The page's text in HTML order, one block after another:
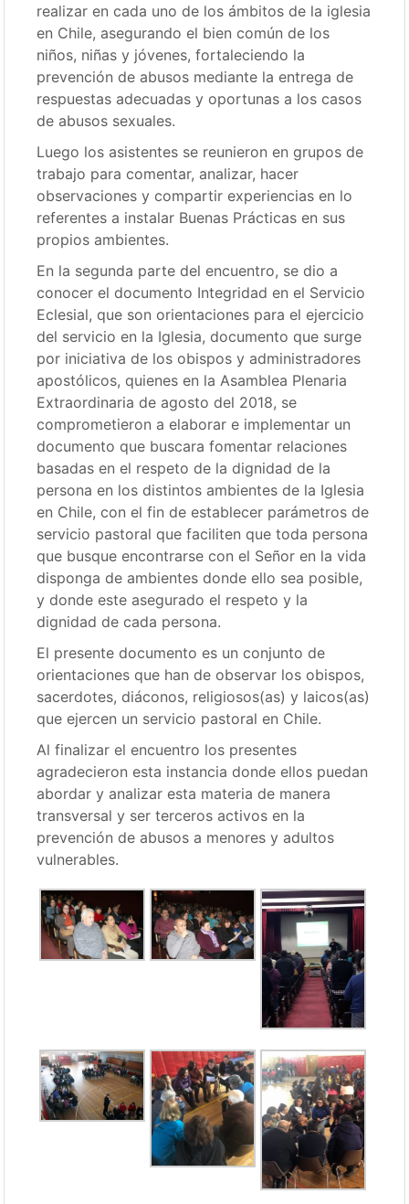
realizar en cada uno de los ámbitos de la iglesia
en Chile, asegurando el bien común de los
niños, niñas y jóvenes, fortaleciendo la
prevención de abusos mediante la entrega de
respuestas adecuadas y oportunas a los casos
de abusos sexuales.
Luego los asistentes se reunieron en grupos de
trabajo para comentar, analizar, hacer
observaciones y compartir experiencias en lo
referentes a instalar Buenas Prácticas en sus
propios ambientes.
En la segunda parte del encuentro, se dio a
conocer el documento Integridad en el Servicio
Eclesial, que son orientaciones para el ejercicio
del servicio en la Iglesia, documento que surge
por iniciativa de los obispos y administradores
apostólicos, quienes en la Asamblea Plenaria
Extraordinaria de agosto del 2018, se
comprometieron a elaborar e implementar un
documento que buscara fomentar relaciones
basadas en el respeto de la dignidad de la
persona en los distintos ambientes de la Iglesia
en Chile, con el fin de establecer parámetros de
servicio pastoral que faciliten que toda persona
que busque encontrarse con el Señor en la vida
disponga de ambientes donde ello sea posible,
y donde este asegurado el respeto y la
dignidad de cada persona.
El presente documento es un conjunto de
orientaciones que han de observar los obispos,
sacerdotes, diáconos, religiosos(as) y laicos(as)
que ejercen un servicio pastoral en Chile.
Al finalizar el encuentro los presentes
agradecieron esta instancia donde ellos puedan
abordar y analizar esta materia de manera
transversal y ser terceros activos en la
prevención de abusos a menores y adultos
vulnerables.